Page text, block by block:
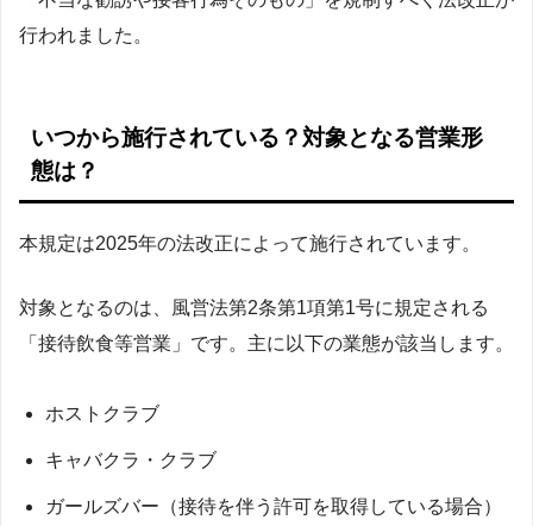
行われました。
いつから施行されている？対象となる営業形
態は？
本規定は2025年の法改正によって施行されています。
対象となるのは、風営法第2条第1項第1号に規定される
「接待飲食等営業」です。主に以下の業態が該当します。
ホストクラブ
キャバクラ・クラブ
ガールズバー（接待を伴う許可を取得している場合）